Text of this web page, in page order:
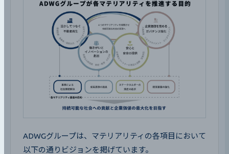
ADWGグループは、マテリアリティの各項目において
以下の通りビジョンを掲げています。